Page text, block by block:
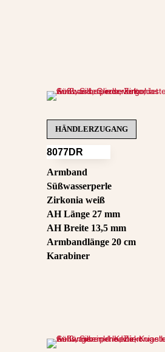
HÄNDLERZUGANG
8077DR
Armband
Süßwasserperle
Zirkonia weiß
AH Länge 27 mm
AH Breite 13,5 mm
Armbandlänge 20 cm
Karabiner